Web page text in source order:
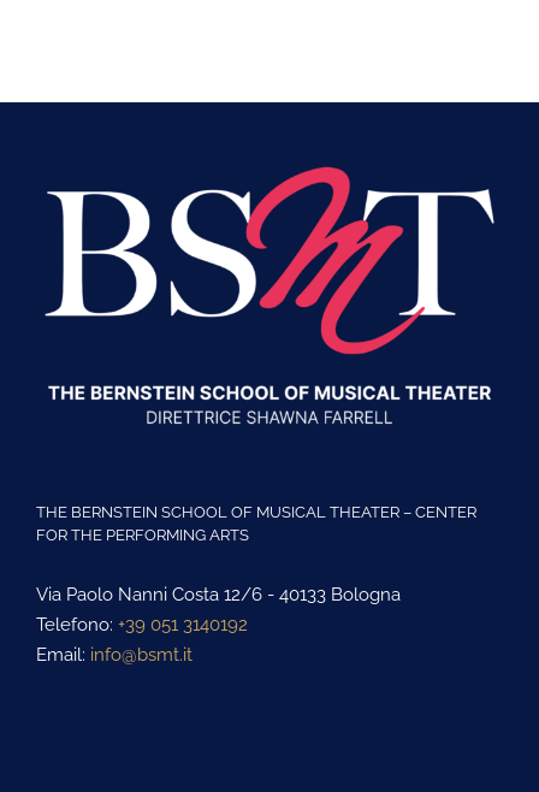
THE BERNSTEIN SCHOOL OF MUSICAL THEATER – CENTER
FOR THE PERFORMING ARTS
Via Paolo Nanni Costa 12/6 - 40133 Bologna
Telefono: +39 051 3140192
Email: info@bsmt.it